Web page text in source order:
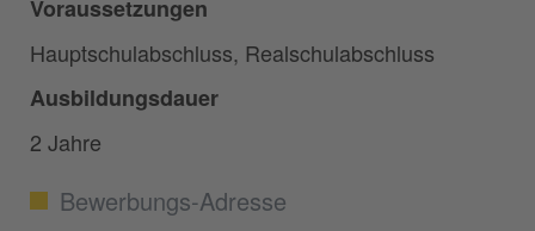
Voraussetzungen
Hauptschulabschluss, Realschulabschluss
Ausbildungsdauer
2 Jahre
Bewerbungs-Adresse